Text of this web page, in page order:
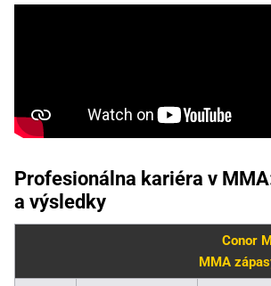
Profesionálna kariéra v
a výsledky
Conor
MMA